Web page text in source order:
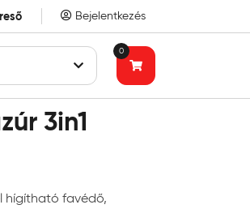
Bejelentkezés
0
3in1
hígítható favédő,